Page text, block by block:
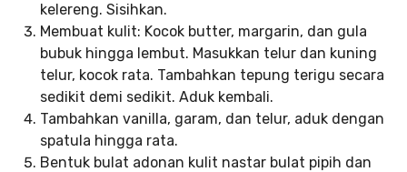
kelereng. Sisihkan.
Membuat kulit: Kocok butter, margarin, dan gula
bubuk hingga lembut. Masukkan telur dan kuning
telur, kocok rata. Tambahkan tepung terigu secara
sedikit demi sedikit. Aduk kembali.
Tambahkan vanilla, garam, dan telur, aduk dengan
spatula hingga rata.
Bentuk bulat adonan kulit nastar bulat pipih dan